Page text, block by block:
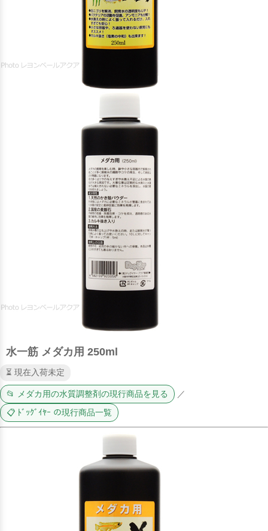
水一筋 メダカ用 250ml
⏳ 現在入荷未定
📂 メダカ用の水質調整剤の現行商品を見る ／
📋 ﾄﾞｯｸﾞｲﾔｰ の現行商品一覧